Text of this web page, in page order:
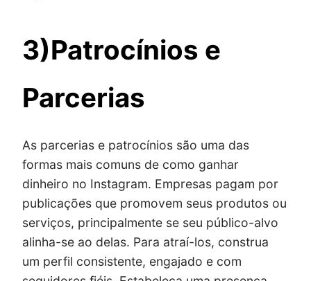
3)Patrocínios e
Parcerias
As parcerias e patrocínios são uma das
formas mais comuns de como ganhar
dinheiro no Instagram. Empresas pagam por
publicações que promovem seus produtos ou
serviços, principalmente se seu público-alvo
alinha-se ao delas. Para atraí-los, construa
um perfil consistente, engajado e com